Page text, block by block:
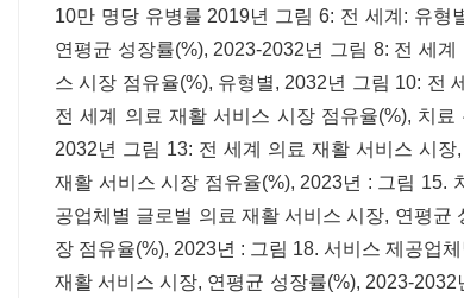
10만 명당 유병률 2019년 그림 6: 전 세계: 유
연평균 성장률(%), 2023-2032년 그림 8: 전 세
스 시장 점유율(%), 유형별, 2032년 그림 10: 전
전 세계 의료 재활 서비스 시장 점유율(%), 치
2032년 그림 13: 전 세계 의료 재활 서비스 시
재활 서비스 시장 점유율(%), 2023년 : 그림 15.
공업체별 글로벌 의료 재활 서비스 시장, 연평
장 점유율(%), 2023년 : 그림 18. 서비스 제공업
재활 서비스 시장, 연평균 성장률(%), 2023-